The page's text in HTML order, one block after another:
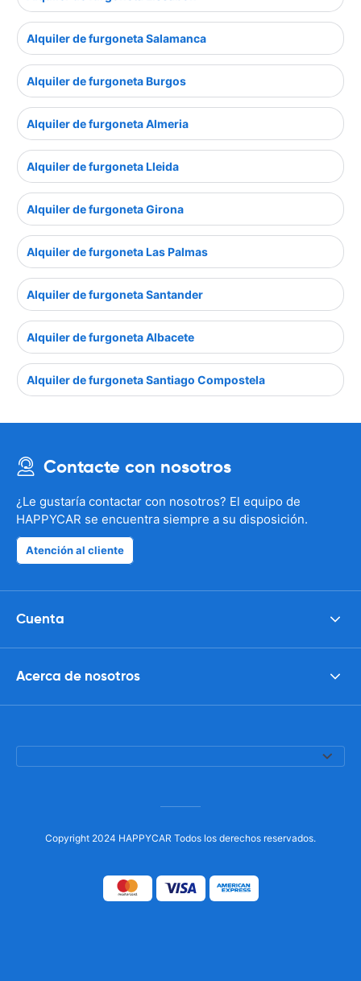
Alquiler de furgoneta Salamanca
Alquiler de furgoneta Burgos
Alquiler de furgoneta Almeria
Alquiler de furgoneta Lleida
Alquiler de furgoneta Girona
Alquiler de furgoneta Las Palmas
Alquiler de furgoneta Santander
Alquiler de furgoneta Albacete
Alquiler de furgoneta Santiago Compostela
Contacte con nosotros
¿Le gustaría contactar con nosotros? El equipo de
HAPPYCAR se encuentra siempre a su disposición.
Atención al cliente
Cuenta
Acerca de nosotros
Copyright 2024 HAPPYCAR Todos los derechos reservados.